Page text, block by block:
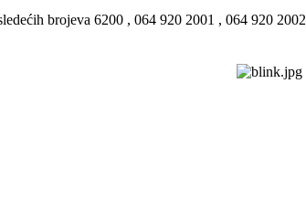
brojeva 6200 , 064 920 2001 , 064 920 2002